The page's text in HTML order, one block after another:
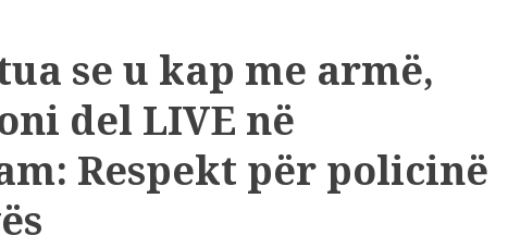
se u kap me armë,
del LIVE në
Respekt për policinë